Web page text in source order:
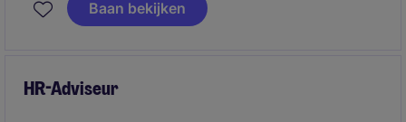
arbeidsrecht. Daarnaast ben je verantwoordelijk voor
en toekomstgerichte werkomgeving die de
Baan bekijken
HR-Adviseur